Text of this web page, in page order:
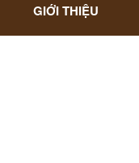
GIỚI THIỆU